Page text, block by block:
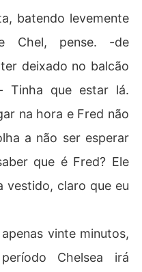
batendo levemente
Chel, pense. -de
deixado no balcão
Tinha que estar lá.
na hora e Fred não
a não ser esperar
que é Fred? Ele
vestido, claro que eu
vinte minutos,
Chelsea irá